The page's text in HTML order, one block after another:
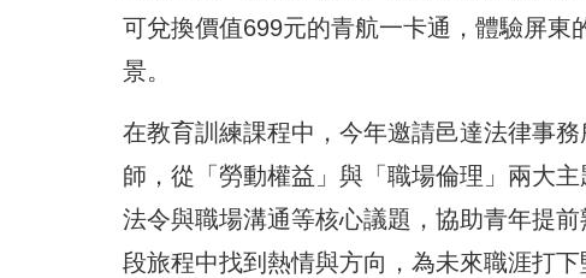
可兌換價值699元的青航一卡通，體驗屏
景。
在教育訓練課程中，今年邀請邑達法律事
師，從「勞動權益」與「職場倫理」兩大
法令與職場溝通等核心議題，協助青年提
段旅程中找到熱情與方向，為未來職涯打下